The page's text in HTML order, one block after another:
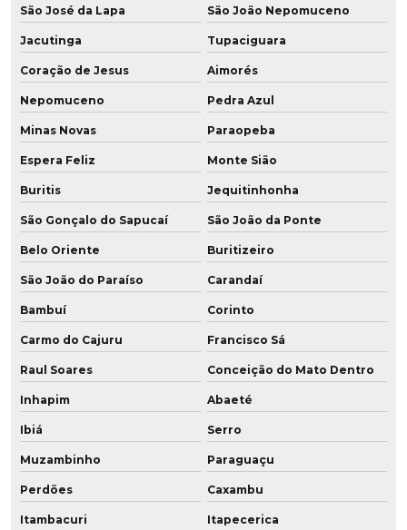
Revestimento de rodas em pu
Revestimento de roldana
Revestimento rolos em poliuretano
Revestimento de tubos em poliuretano
Roda para câmara fria
Roda de grafeno para empilhadeira
Roda de grafeno para empilhadeira elétrica
Roda em poliuretano para câmara fria
Roda em poliuretano para frigorífico
Roda vulkollan
Rodas para empilhadeiras elétricas
Rodas para empilhadeiras fabricante
São José da Lapa São João Nepomuceno
Jacutinga Tupaciguara
Coração de Jesus Aimorés
Nepomuceno Pedra Azul
Minas Novas Paraopeba
Espera Feliz Monte Sião
Buritis Jequitinhonha
São Gonçalo do Sapucaí São João da Ponte
Belo Oriente Buritizeiro
São João do Paraíso Carandaí
Bambuí Corinto
Carmo do Cajuru Francisco Sá
Raul Soares Conceição do Mato Dentro
Inhapim Abaeté
Ibiá Serro
Muzambinho Paraguaçu
Perdões Caxambu
Itambacuri Itapecerica